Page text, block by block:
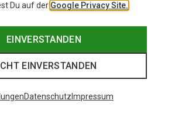
Du auf der Google Privacy Site.
EINVERSTANDEN
EINVERSTANDEN
Datenschutz Impressum